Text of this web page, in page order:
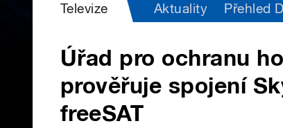
Televize Aktuality Přehled
Úřad pro ochranu
prověřuje spojení
freeSAT